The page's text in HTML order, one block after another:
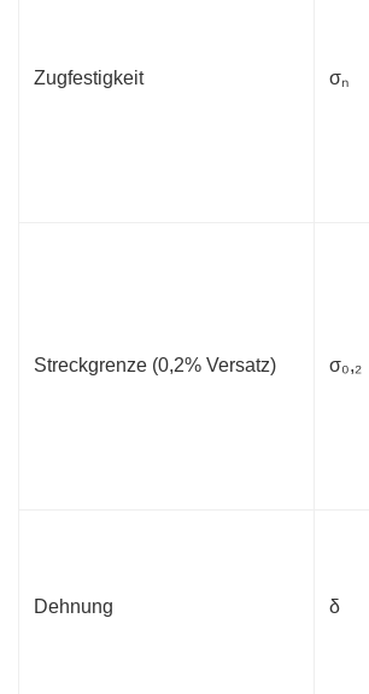
Zugfestigkeit σₙ
Streckgrenze (0,2% Versatz) σ₀,₂
Dehnung δ